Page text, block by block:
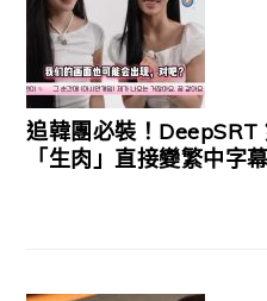
追韓團必裝！DeepSRT
「生肉」直接變繁中字